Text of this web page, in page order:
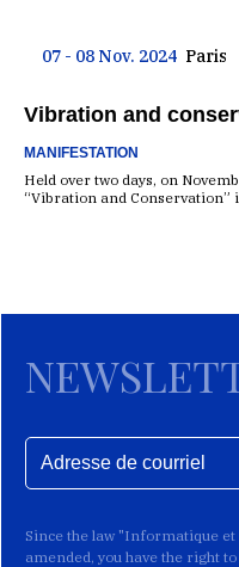
07 - 08 Nov. 2024 Paris
Vibration and
MANIFESTATION
Held over two days, on
“Vibration and
Since the law "Informatique
amended, you have the right